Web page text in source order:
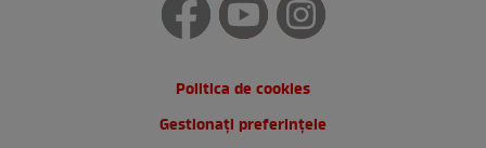
Politica de cookies
Gestionați preferințele